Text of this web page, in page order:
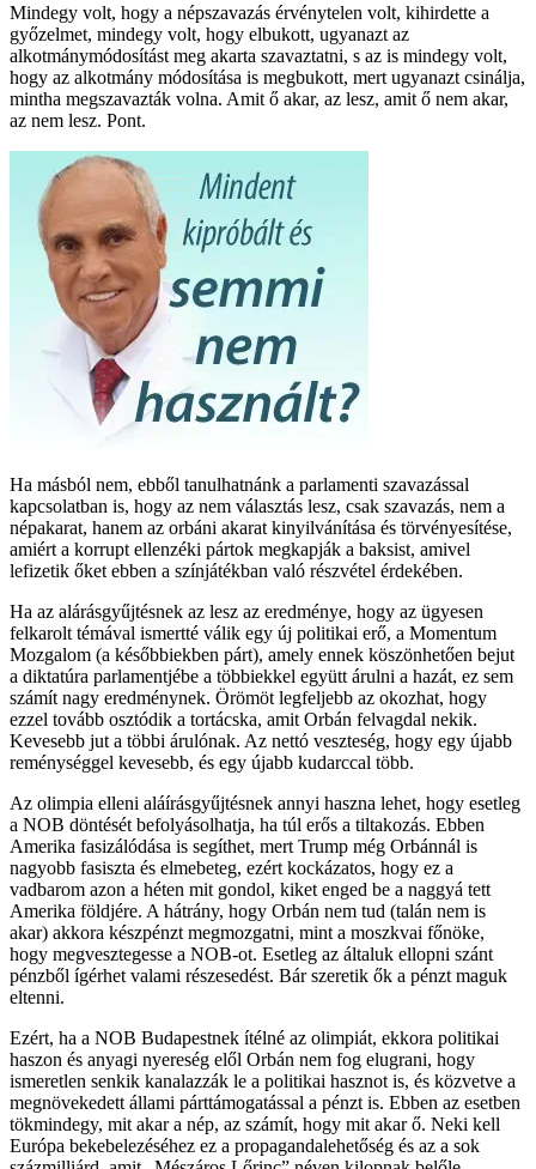
Mindegy volt, hogy a népszavazás érvénytelen volt, kihirdette a
győzelmet, mindegy volt, hogy elbukott, ugyanazt az
alkotmánymódosítást meg akarta szavaztatni, s az is mindegy volt,
hogy az alkotmány módosítása is megbukott, mert ugyanazt csinálja,
mintha megszavazták volna. Amit ő akar, az lesz, amit ő nem akar,
az nem lesz. Pont.
Ha másból nem, ebből tanulhatnánk a parlamenti szavazással
kapcsolatban is, hogy az nem választás lesz, csak szavazás, nem a
népakarat, hanem az orbáni akarat kinyilvánítása és törvényesítése,
amiért a korrupt ellenzéki pártok megkapják a baksist, amivel
lefizetik őket ebben a színjátékban való részvétel érdekében.
Ha az alárásgyűjtésnek az lesz az eredménye, hogy az ügyesen
felkarolt témával ismertté válik egy új politikai erő, a Momentum
Mozgalom (a későbbiekben párt), amely ennek köszönhetően bejut
a diktatúra parlamentjébe a többiekkel együtt árulni a hazát, ez sem
számít nagy eredménynek. Örömöt legfeljebb az okozhat, hogy
ezzel tovább osztódik a tortácska, amit Orbán felvagdal nekik.
Kevesebb jut a többi árulónak. Az nettó veszteség, hogy egy újabb
reménységgel kevesebb, és egy újabb kudarccal több.
Az olimpia elleni aláírásgyűjtésnek annyi haszna lehet, hogy esetleg
a NOB döntését befolyásolhatja, ha túl erős a tiltakozás. Ebben
Amerika fasizálódása is segíthet, mert Trump még Orbánnál is
nagyobb fasiszta és elmebeteg, ezért kockázatos, hogy ez a
vadbarom azon a héten mit gondol, kiket enged be a naggyá tett
Amerika földjére. A hátrány, hogy Orbán nem tud (talán nem is
akar) akkora készpénzt megmozgatni, mint a moszkvai főnöke,
hogy megvesztegesse a NOB-ot. Esetleg az általuk ellopni szánt
pénzből ígérhet valami részesedést. Bár szeretik ők a pénzt maguk
eltenni.
Ezért, ha a NOB Budapestnek ítélné az olimpiát, ekkora politikai
haszon és anyagi nyereség elől Orbán nem fog elugrani, hogy
ismeretlen senkik kanalazzák le a politikai hasznot is, és közvetve a
megnövekedett állami párttámogatással a pénzt is. Ebben az esetben
tökmindegy, mit akar a nép, az számít, hogy mit akar ő. Neki kell
Európa bekebelezéséhez ez a propagandalehetőség és az a sok